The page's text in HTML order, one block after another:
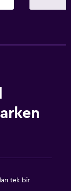
tek bir